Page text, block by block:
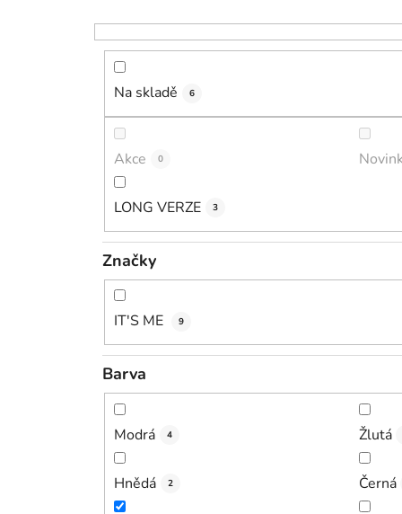
Na skladě 6
Akce 0
LONG VERZE 3
Značky
IT'S ME 9
Barva
Modrá 4 Žlutá
Hnědá 2 Černá